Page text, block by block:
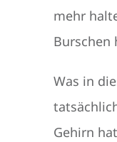
mehr
Burschen
Was in
Gehirn